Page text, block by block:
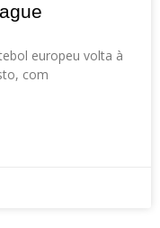
europeu volta à
com